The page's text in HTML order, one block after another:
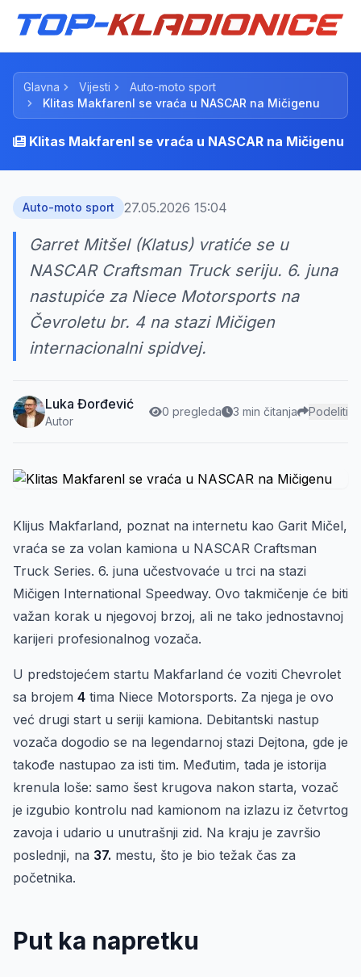
Glavna Vijesti
Auto-moto sport
Klitas Makfarenl se vraća u NASCAR na Mičigenu
Klitas Makfarenl se vraća u NASCAR na Mičigenu
Auto-moto sport 27.05.2026 15:04
Garret Mitšel (Klatus) vratiće se u
NASCAR Craftsman Truck seriju. 6. juna
nastupiće za Niece Motorsports na
Čevroletu br. 4 na stazi Mičigen
internacionalni spidvej.
Luka Đorđević
Autor
0 pregleda 3 min čitanja Podeliti
Klijus Makfarland, poznat na internetu kao Garit Mičel,
vraća se za volan kamiona u NASCAR Craftsman
Truck Series. 6. juna učestvovaće u trci na stazi
Mičigen International Speedway. Ovo takmičenje će biti
važan korak u njegovoj brzoj, ali ne tako jednostavnoj
karijeri profesionalnog vozača.
U predstojećem startu Makfarland će voziti Chevrolet
sa brojem 4 tima Niece Motorsports. Za njega je ovo
već drugi start u seriji kamiona. Debitantski nastup
vozača dogodio se na legendarnoj stazi Dejtona, gde je
takođe nastupao za isti tim. Međutim, tada je istorija
krenula loše: samo šest krugova nakon starta, vozač
je izgubio kontrolu nad kamionom na izlazu iz četvrtog
zavoja i udario u unutrašnji zid. Na kraju je završio
poslednji, na 37. mestu, što je bio težak čas za
početnika.
Put ka napretku